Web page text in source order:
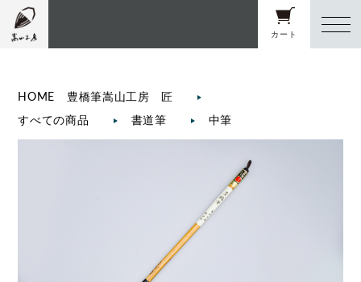
カート
HOME 豊橋筆嵩山工房 匠
すべての商品 書道筆 中筆